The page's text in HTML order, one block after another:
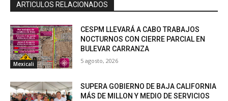
ARTICULOS RELACIONADOS
Mexicali
CESPM LLEVARÁ A CABO TRABAJOS
NOCTURNOS CON CIERRE PARCIAL EN
BULEVAR CARRANZA
5 agosto, 2026
SUPERA GOBIERNO DE BAJA CALIFORNIA
MÁS DE MILLON Y MEDIO DE SERVICIOS